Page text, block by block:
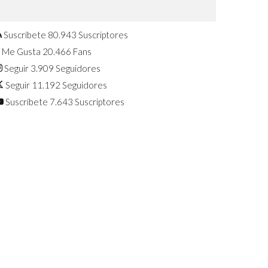
agosto
Suscríbete 80.943 Suscriptores
Me Gusta 20.466 Fans
Seguir 3.909 Seguidores
Seguir 11.192 Seguidores
Suscríbete 7.643 Suscriptores